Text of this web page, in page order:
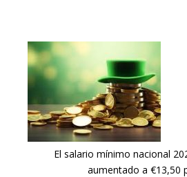
El salario mínimo nacional
aumentado a €13,50